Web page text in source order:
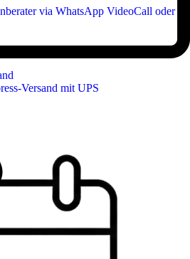
via WhatsApp VideoCall oder
Versand mit UPS